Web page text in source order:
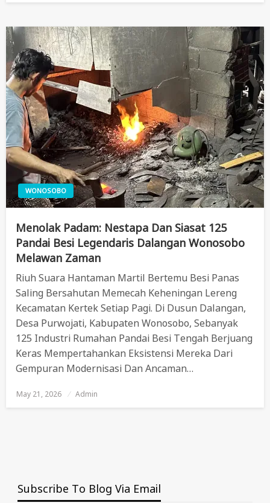
WONOSOBO
Menolak Padam: Nestapa Dan Siasat 125
Pandai Besi Legendaris Dalangan Wonosobo
Melawan Zaman
Riuh Suara Hantaman Martil Bertemu Besi Panas
Saling Bersahutan Memecah Keheningan Lereng
Kecamatan Kertek Setiap Pagi. Di Dusun Dalangan,
Desa Purwojati, Kabupaten Wonosobo, Sebanyak
125 Industri Rumahan Pandai Besi Tengah Berjuang
Keras Mempertahankan Eksistensi Mereka Dari
Gempuran Modernisasi Dan Ancaman…
Posted
On
May 21, 2026 Admin
Subscribe To Blog Via Email